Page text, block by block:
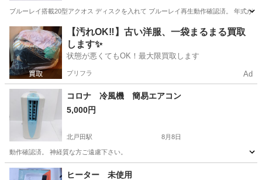
ブルーレイ搭載20型アクオス ディスクを入れて ブルーレイ再生動作確認済。 年式が
埼玉 蕨市 北戸田駅 テレビ
【汚れOK‼️】古い洋服、一袋まるまる買取
します✨
状態が悪くてもOK！最大限買取します
プリフラ Ad
コロナ 冷風機 簡易エアコン
5,000円
北戸田駅 8月8日
動作確認済。 神経質な方ご遠慮下さい。
埼玉 蕨市 北戸田駅 季節、空調家電
ヒーター 未使用